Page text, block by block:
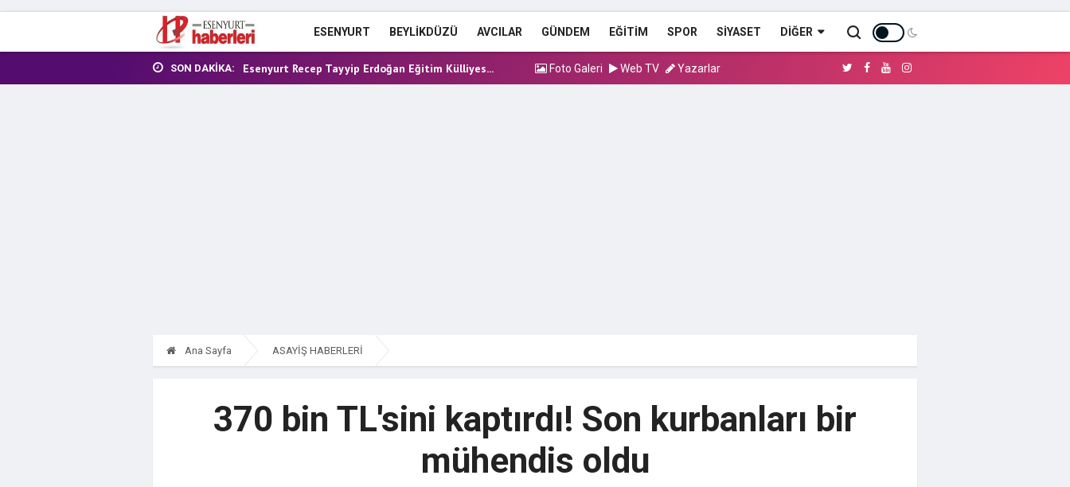
ESENYURT BEYLİKDÜZÜ AVCILAR GÜNDEM EĞİTİM SPOR SİYASET DIĞER
SON DAKIKA:
Kahramanmaraş'ta okula silahlı saldırı! 1 kiş...
Esenyurt Belediye Başkan Yardımcısı Tahliye o...
İBB'ye yolsuzluk operasyonunda yeni dalga: 5...
Esenyurt Recep Tayyip Erdoğan Eğitim Külliyes...
Ahmet Özer’in Görevden Uzaklaştırma Kararı Ye...
Foto Galeri Web TV Yazarlar
Ana Sayfa ASAYİŞ HABERLERİ
370 bin TL'sini kaptırdı! Son kurbanları bir
mühendis oldu